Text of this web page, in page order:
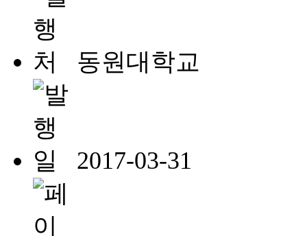
동원대학교
2017-03-31